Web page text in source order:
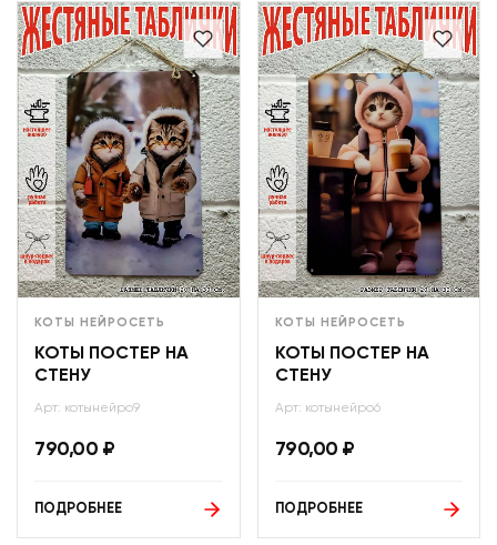
КОТЫ НЕЙРОСЕТЬ
КОТЫ ПОСТЕР НА
СТЕНУ
Арт: котынейро9
790,00 ₽
ПОДРОБНЕЕ
КОТЫ НЕЙРОСЕТЬ
КОТЫ ПОСТЕР НА
СТЕНУ
Арт: котынейро6
790,00 ₽
ПОДРОБНЕЕ